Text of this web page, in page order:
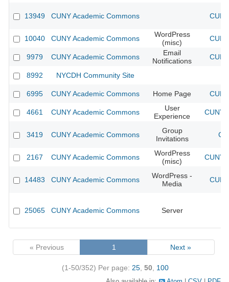
13949 CUNY Academic Commons
10040 CUNY Academic Commons
WordPress
(misc)
9979 CUNY Academic Commons
Email
Notifications
8992 NYCDH Community Site
6995 CUNY Academic Commons Home Page
4661 CUNY Academic Commons
User
Experience
CUNY
3419 CUNY Academic Commons
Group
Invitations
2167 CUNY Academic Commons
WordPress
(misc)
CUNY
14483 CUNY Academic Commons
WordPress -
Media
25065 CUNY Academic Commons Server
« Previous 1 Next »
(1-50/352) Per page: 25 50 100